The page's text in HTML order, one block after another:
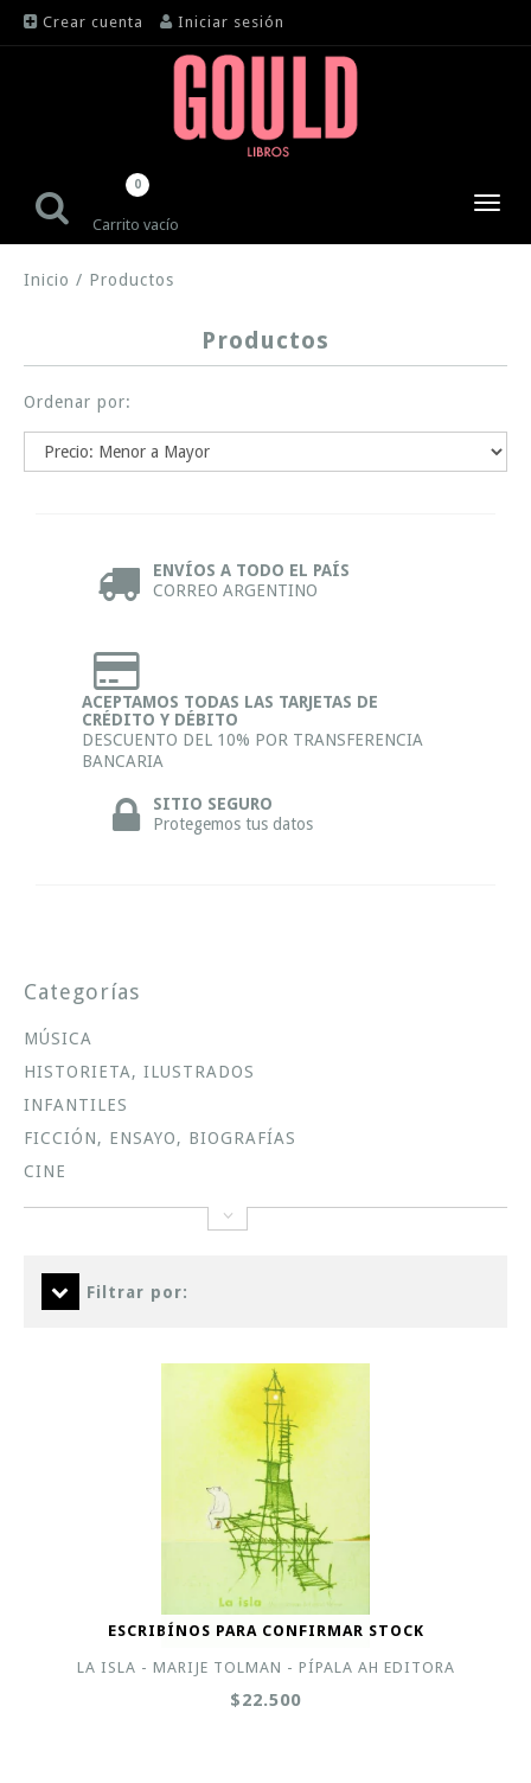
Crear cuenta Iniciar sesión
Carrito vacío
0
Inicio / Productos
Productos
Ordenar por:
ENVÍOS A TODO EL PAÍS
CORREO ARGENTINO
ACEPTAMOS TODAS LAS TARJETAS DE
CRÉDITO Y DÉBITO
DESCUENTO DEL 10% POR TRANSFERENCIA
BANCARIA
SITIO SEGURO
Protegemos tus datos
Categorías
MÚSICA
HISTORIETA, ILUSTRADOS
INFANTILES
FICCIÓN, ENSAYO, BIOGRAFÍAS
CINE
Filtrar por:
ESCRIBÍNOS PARA CONFIRMAR STOCK
LA ISLA - MARIJE TOLMAN - PÍPALA AH EDITORA
$22.500